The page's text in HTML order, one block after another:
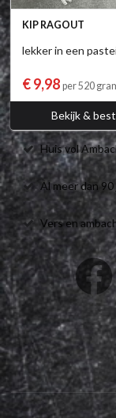
KIP RAGOUT
lekker in een
€ 9,98 per 520
Bekijk &
Huis vol
Al meer dan 90
Vers en